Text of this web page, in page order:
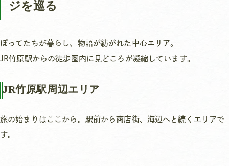
ジを巡る
ぽってたちが暮らし、物語が紡がれた中心エリア。
JR竹原駅からの徒歩圏内に見どころが凝縮しています。
JR竹原駅周辺エリア
旅の始まりはここから。駅前から商店街、海辺へと続くエリアで
す。